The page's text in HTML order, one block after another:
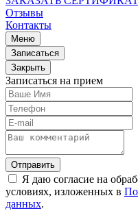
Отзывы
Контакты
Меню
Записаться
Закрыть
Записаться на прием
Отправить
Я даю согласие на
условиях, изложенных в
данных.